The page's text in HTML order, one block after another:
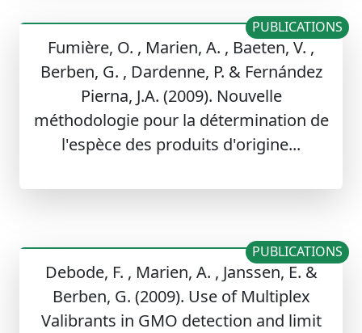
Fumière, O. , Marien, A. , Baeten, V. ,
Berben, G. , Dardenne, P. & Fernández
Pierna, J.A. (2009). Nouvelle
méthodologie pour la détermination de
l'espèce des produits d'origine...
PUBLICATIONS
Debode, F. , Marien, A. , Janssen, E. &
Berben, G. (2009). Use of Multiplex
Valibrants in GMO detection and limit
PUBLICATIONS